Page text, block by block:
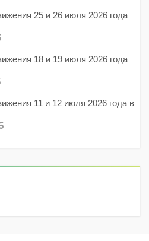
25 и 26 июля 2026 года
18 и 19 июля 2026 года
11 и 12 июля 2026 года в